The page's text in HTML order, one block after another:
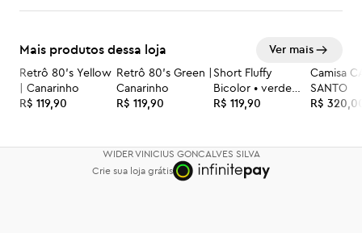
*Feito eticamente
Pode haver variação de 2% do tamanho
Mais produtos dessa loja Ver mais
Retrô 80’s Yellow
| Canarinho
R$ 119,90
Retrô 80’s Green |
Canarinho
R$ 119,90
Short Fluffy
Bicolor • verde
azul marinho
R$ 119,90
Camisa
SANTO
R$
WIDER VINICIUS GONCALVES SILVA
Crie sua loja grátis